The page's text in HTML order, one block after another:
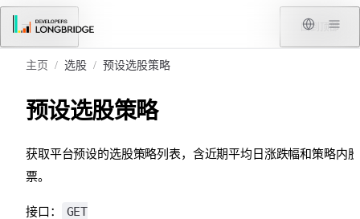
跳转到内容
菜单 回到顶部
主页 / 选股 / 预设选股策略
预设选股策略
获取平台预设的选股策略列表，含近期平均日涨跌幅和策略内股
票。
接口：
GET